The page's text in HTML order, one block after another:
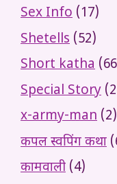
Sex Info (17)
Shetells (52)
Short katha
Special Story
x-army-man (2)
कपल स्वपिंग कथा
कामवाली (4)